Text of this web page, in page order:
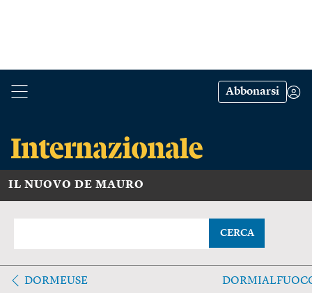
Abbonarsi
IL NUOVO DE MAURO
CERCA
DORMEUSE